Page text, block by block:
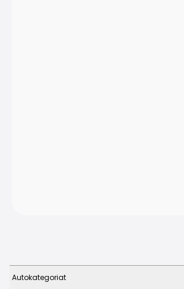
Autokategoriat